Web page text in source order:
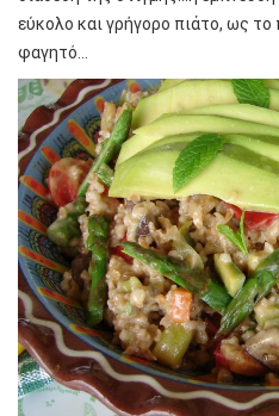
εύκολο και γρήγορο πιάτο, ως το
φαγητό…